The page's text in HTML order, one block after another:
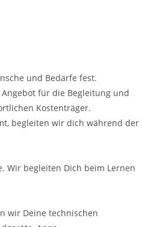
und Bedarfe fest.
für die Begleitung und
Kostenträger.
begleiten wir dich während der
Wir begleiten Dich beim Lernen
wir Deine technischen